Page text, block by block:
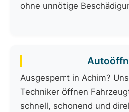
ohne unnötige
Ausgesperrt in Achim?
Techniker öffnen
schnell, schonend und